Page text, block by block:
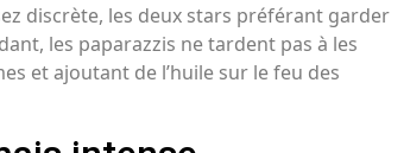
discrète, les deux stars préférant garder
les paparazzis ne tardent pas à les
et ajoutant de l’huile sur le feu des